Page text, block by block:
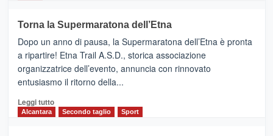
BROOKS
SuperMaratona
dell’Etna,
presentata
l’edizione
2026
Torna la Supermaratona dell’Etna
Dopo un anno di pausa, la Supermaratona dell’Etna è pronta
a ripartire! Etna Trail A.S.D., storica associazione
organizzatrice dell’evento, annuncia con rinnovato
entusiasmo il ritorno della...
Leggi tuttoLeggi
Alcantara Secondo taglio Sport